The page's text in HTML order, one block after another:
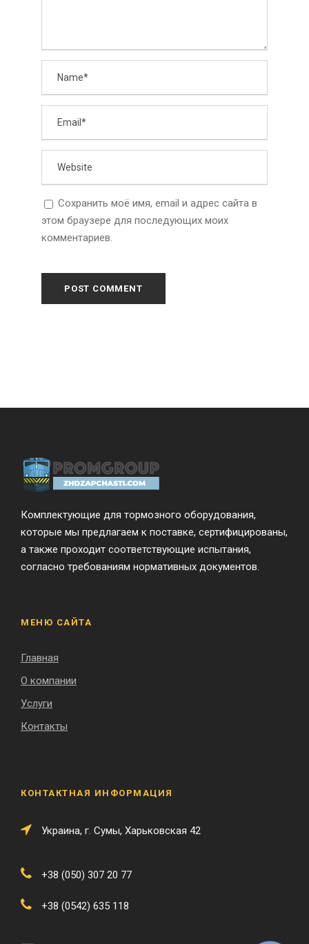
Сохранить моё имя, email и адрес сайта в
этом браузере для последующих моих
комментариев.
Комплектующие для тормозного оборудования,
которые мы предлагаем к поставке, сертифицированы,
а также проходит соответствующие испытания,
согласно требованиям нормативных документов.
МЕНЮ САЙТА
Главная
О компании
Услуги
Контакты
КОНТАКТНАЯ ИНФОРМАЦИЯ
Украина, г. Сумы, Харьковская 42
+38 (050) 307 20 77
+38 (0542) 635 118